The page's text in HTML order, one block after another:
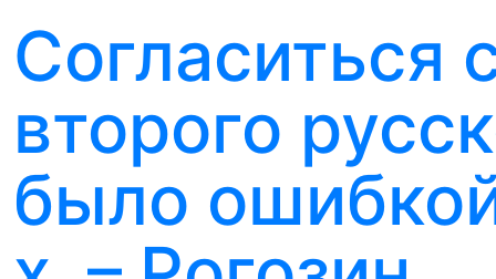
Согласиться
второго
было